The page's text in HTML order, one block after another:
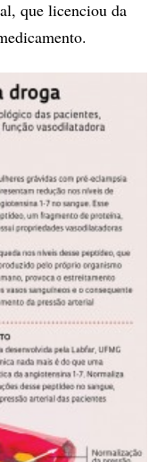
que licenciou da